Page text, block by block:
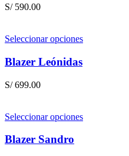
S/590.00
Seleccionar opciones
Blazer Leónidas
S/699.00
Seleccionar opciones
Blazer Sandro